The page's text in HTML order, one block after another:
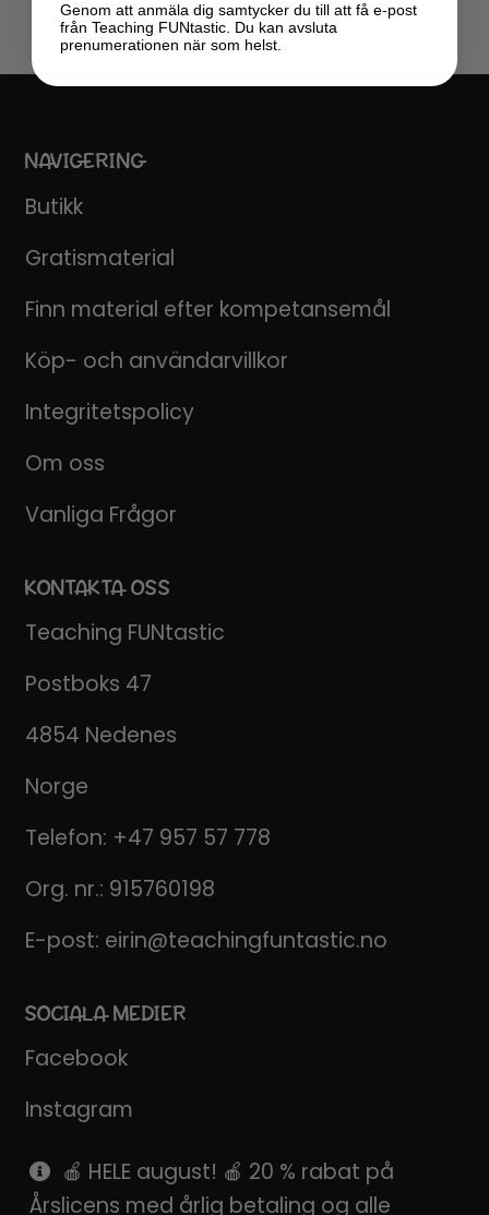
NAVIGERING
Butikk
Gratismaterial
Finn material efter kompetansemål
Köp- och användarvillkor
Integritetspolicy
Om oss
Vanliga Frågor
KONTAKTA OSS
Teaching FUNtastic
Postboks 47
4854 Nedenes
Norge
Telefon: +47 957 57 778
Org. nr.: 915760198
E-post: eirin@teachingfuntastic.no
SOCIALA MEDIER
Facebook
Instagram
Pinterest
🍎 HELE august! 🍎 20 % rabat på
Årslicens med årlig betaling og alle
Genom att anmäla dig samtycker du till att få e-post
från Teaching FUNtastic. Du kan avsluta
prenumerationen när som helst.